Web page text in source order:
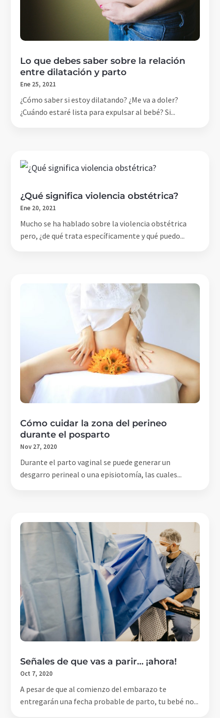
Lo que debes saber sobre la relación
entre dilatación y parto
Ene 25, 2021
¿Cómo saber si estoy dilatando? ¿Me va a doler?
¿Cuándo estaré lista para expulsar al bebé? Si...
¿Qué significa violencia obstétrica?
Ene 20, 2021
Mucho se ha hablado sobre la violencia obstétrica
pero, ¿de qué trata específicamente y qué puedo...
Cómo cuidar la zona del perineo
durante el posparto
Nov 27, 2020
Durante el parto vaginal se puede generar un
desgarro perineal o una episiotomía, las cuales...
Señales de que vas a parir… ¡ahora!
Oct 7, 2020
A pesar de que al comienzo del embarazo te
entregarán una fecha probable de parto, tu bebé no...